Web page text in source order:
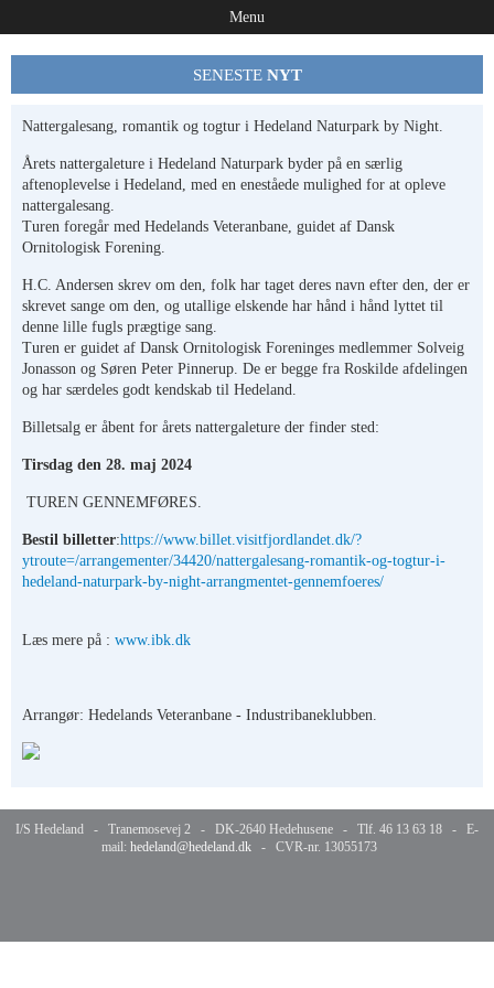
Menu
SENESTE NYT
Nattergalesang, romantik og togtur i Hedeland Naturpark by Night.
Årets nattergaleture i Hedeland Naturpark byder på en særlig
aftenoplevelse i Hedeland, med en eneståede mulighed for at opleve
nattergalesang.
Turen foregår med Hedelands Veteranbane, guidet af Dansk
Ornitologisk Forening.
H.C. Andersen skrev om den, folk har taget deres navn efter den, der er
skrevet sange om den, og utallige elskende har hånd i hånd lyttet til
denne lille fugls prægtige sang.
Turen er guidet af Dansk Ornitologisk Foreninges medlemmer Solveig
Jonasson og Søren Peter Pinnerup. De er begge fra Roskilde afdelingen
og har særdeles godt kendskab til Hedeland.
Billetsalg er åbent for årets nattergaleture der finder sted:
Tirsdag den 28. maj 2024
TUREN GENNEMFØRES.
Bestil billetter:https://www.billet.visitfjordlandet.dk/?
ytroute=/arrangementer/34420/nattergalesang-romantik-og-togtur-i-
hedeland-naturpark-by-night-arrangmentet-gennemfoeres/
Læs mere på : www.ibk.dk
Arrangør: Hedelands Veteranbane - Industribaneklubben.
I/S Hedeland - Tranemosevej 2 - DK-2640 Hedehusene - Tlf. 46 13 63 18 - E-
mail: hedeland@hedeland.dk- CVR-nr. 13055173